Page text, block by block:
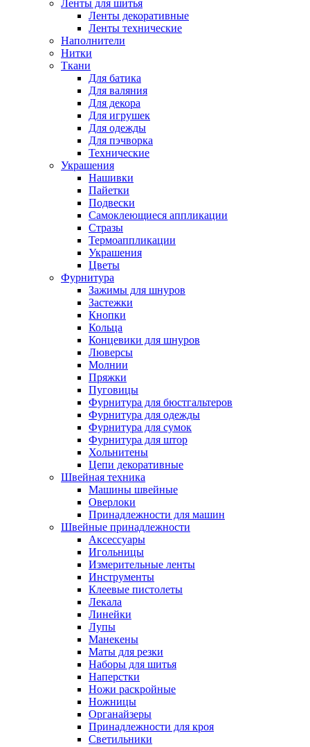
Ленты для шитья
Ленты декоративные
Ленты технические
Наполнители
Нитки
Ткани
Для батика
Для валяния
Для декора
Для игрушек
Для одежды
Для пэчворка
Технические
Украшения
Нашивки
Пайетки
Подвески
Самоклеющиеся аппликации
Стразы
Термоаппликации
Украшения
Цветы
Фурнитура
Зажимы для шнуров
Застежки
Кнопки
Кольца
Концевики для шнуров
Люверсы
Молнии
Пряжки
Пуговицы
Фурнитура для бюстгальтеров
Фурнитура для одежды
Фурнитура для сумок
Фурнитура для штор
Хольнитены
Цепи декоративные
Швейная техника
Машины швейные
Оверлоки
Принадлежности для машин
Швейные принадлежности
Аксессуары
Игольницы
Измерительные ленты
Инструменты
Клеевые пистолеты
Лекала
Линейки
Лупы
Манекены
Маты для резки
Наборы для шитья
Наперстки
Ножи раскройные
Ножницы
Органайзеры
Принадлежности для кроя
Светильники